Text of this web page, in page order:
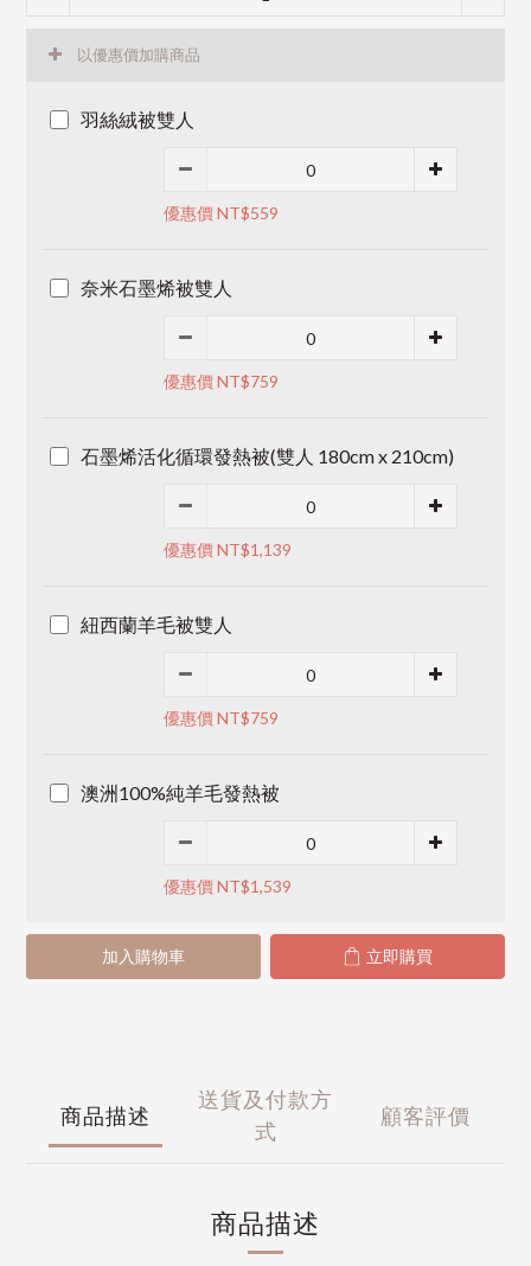
以優惠價加購商品
羽絲絨被雙人
優惠價 NT$559
奈米石墨烯被雙人
優惠價 NT$759
石墨烯活化循環發熱被(雙人 180cm x 210cm)
優惠價 NT$1,139
紐西蘭羊毛被雙人
優惠價 NT$759
澳洲100%純羊毛發熱被
優惠價 NT$1,539
加入購物車 立即購買
商品描述
送貨及付款方
式
顧客評價
商品描述